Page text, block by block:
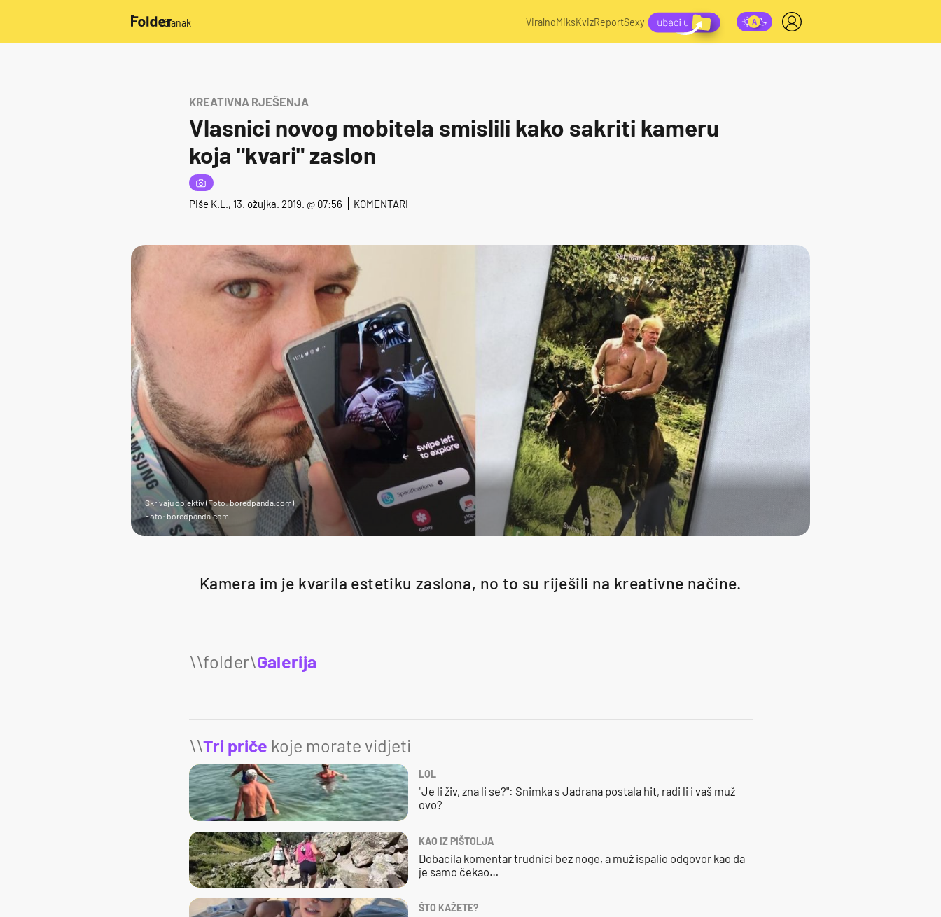
/članak ViralnoMiksKvizReportSexy
KREATIVNA RJEŠENJA
Vlasnici novog mobitela smislili kako sakriti kameru
koja "kvari" zaslon
Piše K.L., 13. ožujka. 2019. @ 07:56 KOMENTARI
Skrivaju objektiv (Foto: boredpanda.com)
Foto: boredpanda.com
Kamera im je kvarila estetiku zaslona, no to su riješili na kreativne načine.
Galerija
\\Tri priče koje morate vidjeti
LOL
"Je li živ, zna li se?": Snimka s Jadrana postala hit, radi li i vaš muž
ovo?
KAO IZ PIŠTOLJA
Dobacila komentar trudnici bez noge, a muž ispalio odgovor kao da
je samo čekao…
ŠTO KAŽETE?